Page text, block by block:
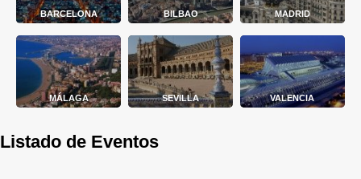
BARCELONA BILBAO MADRID
MÁLAGA SEVILLA VALENCIA
Listado de Eventos